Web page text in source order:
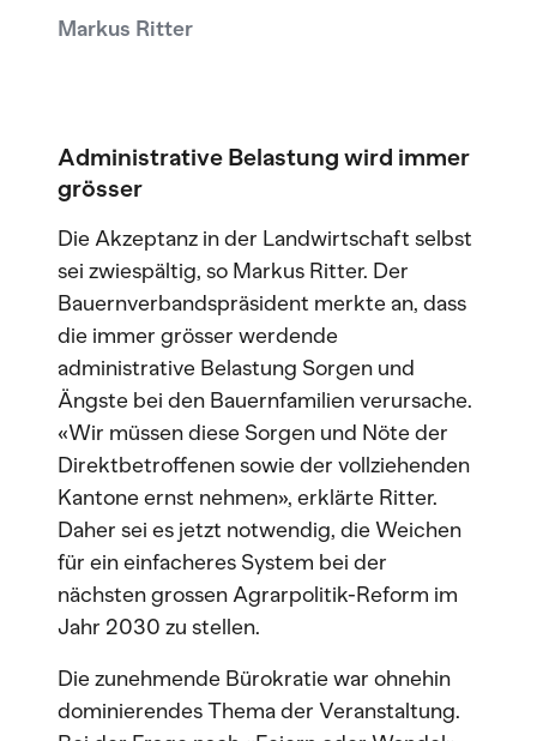
Markus Ritter
Administrative Belastung wird immer
grösser
Die Akzeptanz in der Landwirtschaft selbst
sei zwiespältig, so Markus Ritter. Der
Bauernverbandspräsident merkte an, dass
die immer grösser werdende
administrative Belastung Sorgen und
Ängste bei den Bauernfamilien verursache.
«Wir müssen diese Sorgen und Nöte der
Direktbetroffenen sowie der vollziehenden
Kantone ernst nehmen», erklärte Ritter.
Daher sei es jetzt notwendig, die Weichen
für ein einfacheres System bei der
nächsten grossen Agrarpolitik-Reform im
Jahr 2030 zu stellen.
Die zunehmende Bürokratie war ohnehin
dominierendes Thema der Veranstaltung.